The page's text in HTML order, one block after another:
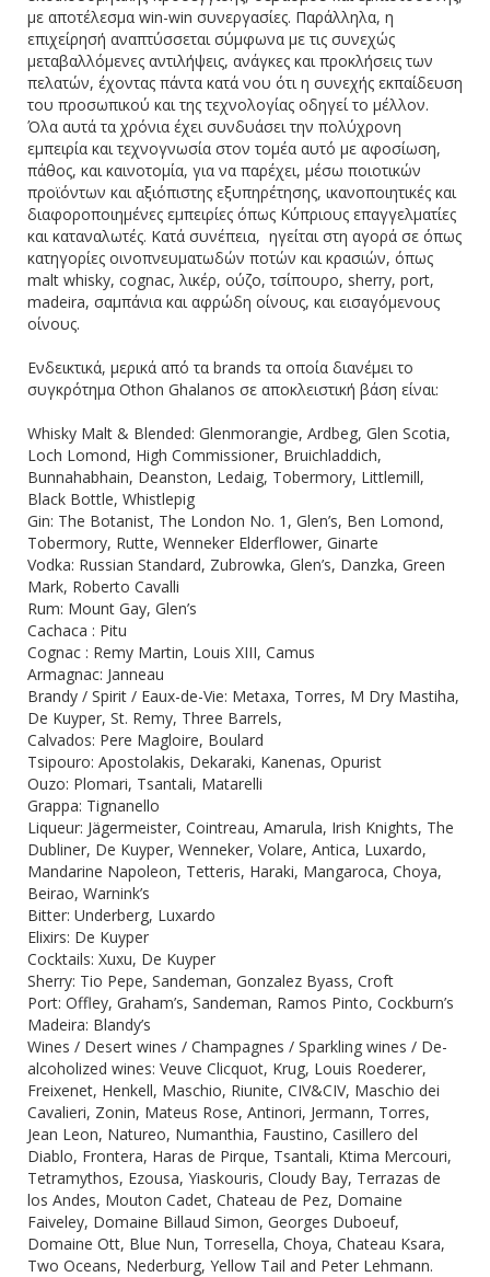
με αποτέλεσμα win-win συνεργασίες. Παράλληλα, η
επιχείρησή αναπτύσσεται σύμφωνα με τις συνεχώς
μεταβαλλόμενες αντιλήψεις, ανάγκες και προκλήσεις των
πελατών, έχοντας πάντα κατά νου ότι η συνεχής εκπαίδευση
του προσωπικού και της τεχνολογίας οδηγεί το μέλλον.
Όλα αυτά τα χρόνια έχει συνδυάσει την πολύχρονη
εμπειρία και τεχνογνωσία στον τομέα αυτό με αφοσίωση,
πάθος, και καινοτομία, για να παρέχει, μέσω ποιοτικών
προϊόντων και αξιόπιστης εξυπηρέτησης, ικανοποιητικές και
διαφοροποιημένες εμπειρίες όπως Κύπριους επαγγελματίες
και καταναλωτές. Κατά συνέπεια, ηγείται στη αγορά σε όπως
κατηγορίες οινοπνευματωδών ποτών και κρασιών, όπως
malt whisky, cognac, λικέρ, ούζο, τσίπουρο, sherry, port,
madeira, σαμπάνια και αφρώδη οίνους, και εισαγόμενους
οίνους.
Ενδεικτικά, μερικά από τα brands τα οποία διανέμει το
συγκρότημα Othon Ghalanos σε αποκλειστική βάση είναι:
Whisky Malt & Blended: Glenmorangie, Ardbeg, Glen Scotia,
Loch Lomond, High Commissioner, Bruichladdich,
Bunnahabhain, Deanston, Ledaig, Tobermory, Littlemill,
Black Bottle, Whistlepig
Gin: The Botanist, The London No. 1, Glen’s, Ben Lomond,
Tobermory, Rutte, Wenneker Elderflower, Ginarte
Vodka: Russian Standard, Zubrowka, Glen’s, Danzka, Green
Mark, Roberto Cavalli
Rum: Mount Gay, Glen’s
Cachaca : Pitu
Cognac : Remy Martin, Louis XIII, Camus
Armagnac: Janneau
Brandy / Spirit / Eaux-de-Vie: Metaxa, Torres, M Dry Mastiha,
De Kuyper, St. Remy, Three Barrels,
Calvados: Pere Magloire, Boulard
Tsipouro: Apostolakis, Dekaraki, Kanenas, Opurist
Ouzo: Plomari, Tsantali, Matarelli
Grappa: Tignanello
Liqueur: Jägermeister, Cointreau, Amarula, Irish Knights, The
Dubliner, De Kuyper, Wenneker, Volare, Antica, Luxardo,
Mandarine Napoleon, Tetteris, Haraki, Mangaroca, Choya,
Beirao, Warnink’s
Bitter: Underberg, Luxardo
Elixirs: De Kuyper
Cocktails: Xuxu, De Kuyper
Sherry: Tio Pepe, Sandeman, Gonzalez Byass, Croft
Port: Offley, Graham’s, Sandeman, Ramos Pinto, Cockburn’s
Madeira: Blandy’s
Wines / Desert wines / Champagnes / Sparkling wines / De-
alcoholized wines: Veuve Clicquot, Krug, Louis Roederer,
Freixenet, Henkell, Maschio, Riunite, CIV&CIV, Maschio dei
Cavalieri, Zonin, Mateus Rose, Antinori, Jermann, Torres,
Jean Leon, Natureo, Numanthia, Faustino, Casillero del
Diablo, Frontera, Haras de Pirque, Tsantali, Ktima Mercouri,
Tetramythos, Ezousa, Yiaskouris, Cloudy Bay, Terrazas de
los Andes, Mouton Cadet, Chateau de Pez, Domaine
Faiveley, Domaine Billaud Simon, Georges Duboeuf,
Domaine Ott, Blue Nun, Torresella, Choya, Chateau Ksara,
Two Oceans, Nederburg, Yellow Tail and Peter Lehmann.